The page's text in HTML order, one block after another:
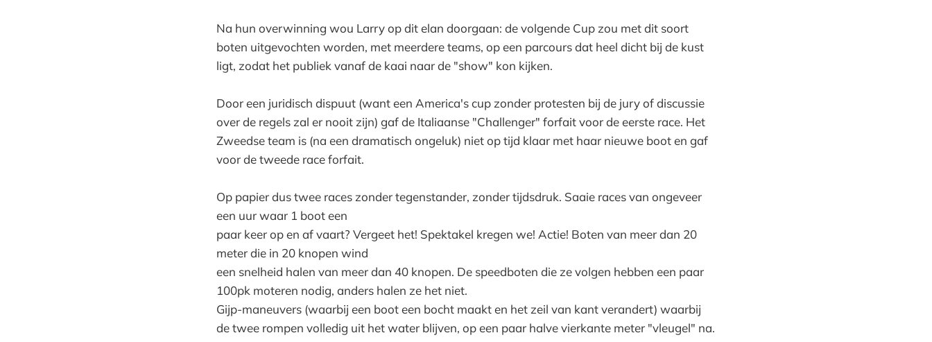
Na hun overwinning wou Larry op dit elan doorgaan: de volgende Cup zou met dit soort
boten uitgevochten worden, met meerdere teams, op een parcours dat heel dicht bij de kust
ligt, zodat het publiek vanaf de kaai naar de "show" kon kijken.
Door een juridisch dispuut (want een America's cup zonder protesten bij de jury of discussie
over de regels zal er nooit zijn) gaf de Italiaanse "Challenger" forfait voor de eerste race. Het
Zweedse team is (na een dramatisch ongeluk) niet op tijd klaar met haar nieuwe boot en gaf
voor de tweede race forfait.
Op papier dus twee races zonder tegenstander, zonder tijdsdruk. Saaie races van ongeveer
een uur waar 1 boot een
paar keer op en af vaart? Vergeet het! Spektakel kregen we! Actie! Boten van meer dan 20
meter die in 20 knopen wind
een snelheid halen van meer dan 40 knopen. De speedboten die ze volgen hebben een paar
100pk moteren nodig, anders halen ze het niet.
Gijp-maneuvers (waarbij een boot een bocht maakt en het zeil van kant verandert) waarbij
de twee rompen volledig uit het water blijven, op een paar halve vierkante meter "vleugel" na.